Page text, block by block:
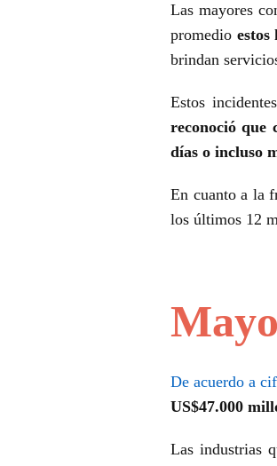
Las mayores
promedio estos
brindan
Estos
reconoció que
días o incluso
En cuanto a la
los últimos 12
De acuerdo a
US$47.000
Las industrias